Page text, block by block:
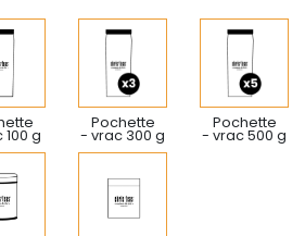
g
Pochette
- vrac 300 g
Pochette
- vrac 500 g